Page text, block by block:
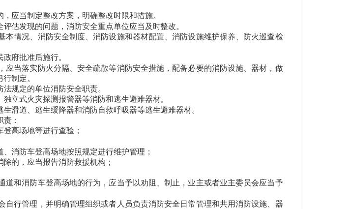
应当制定整改方案，明确整改时限和措施。
估发现的问题，消防安全重点单位应当及时整改。
情况、消防安全制度、消防设施和器材配置、消防设施维护保养、防火巡查检
府批准后施行。
当落实防火分隔、安全疏散等消防安全措施，配备必要的消防设施、器材，做
制定。
规定的单位消防安全职责。
立式火灾探测报警器等消防和逃生避难器材。
滑道、逃生缓降器和消防自救呼吸器等逃生避难器材。
：
高场地等进行查验；
消防车登高场地按照规定进行维护管理；
的，应当报告消防救援机构；
和消防车登高场地的行为，应当予以劝阻、制止，业主或者业主委员会应当予
行管理，并明确管理组织或者人员负责消防安全日常管理和共用消防设施、器